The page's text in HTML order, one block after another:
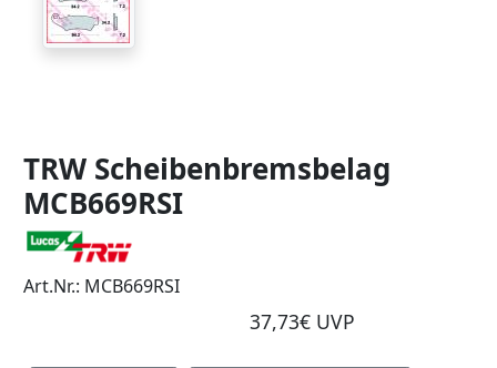
TRW Scheibenbremsbelag
MCB669RSI
Art.Nr.: MCB669RSI
37,73€ UVP